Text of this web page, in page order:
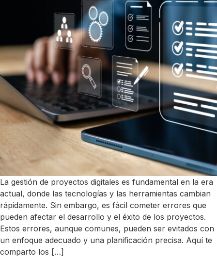
La gestión de proyectos digitales es fundamental en la era
actual, donde las tecnologías y las herramientas cambian
rápidamente. Sin embargo, es fácil cometer errores que
pueden afectar el desarrollo y el éxito de los proyectos.
Estos errores, aunque comunes, pueden ser evitados con
un enfoque adecuado y una planificación precisa. Aquí te
comparto los […]